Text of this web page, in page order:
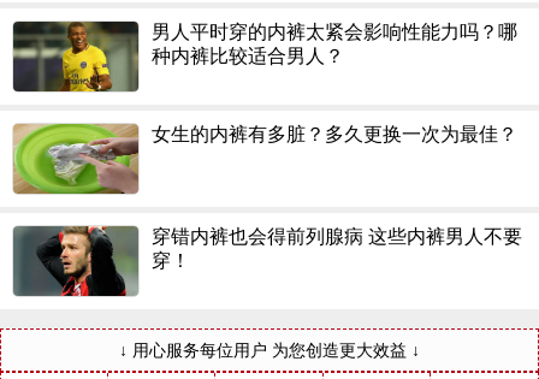
男人平时穿的内裤太紧会影响性能力吗？哪
种内裤比较适合男人？
女生的内裤有多脏？多久更换一次为最佳？
穿错内裤也会得前列腺病 这些内裤男人不要
穿！
↓ 用心服务每位用户 为您创造更大效益 ↓